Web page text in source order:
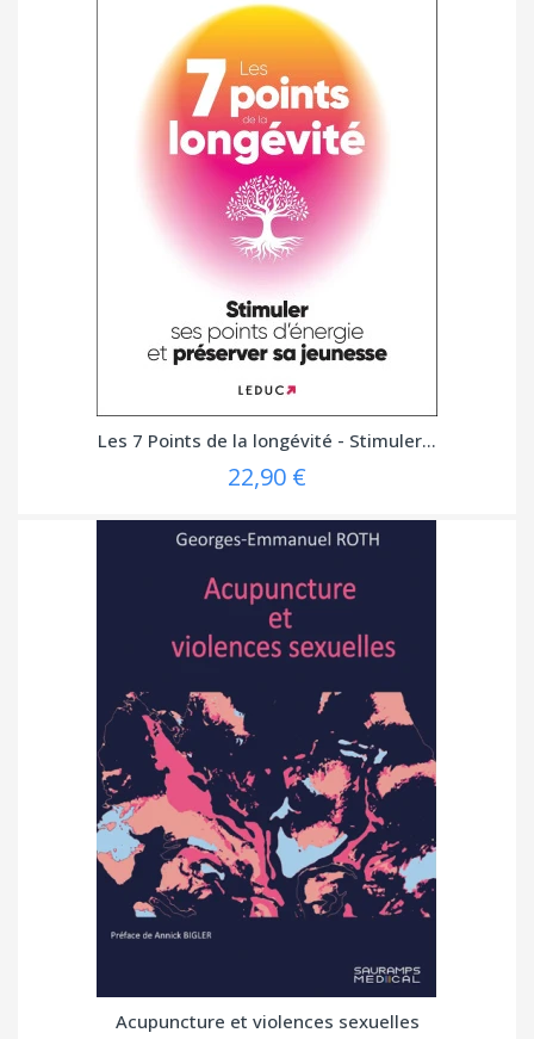
Les 7 Points de la longévité - Stimuler...
22,90 €
Acupuncture et violences sexuelles